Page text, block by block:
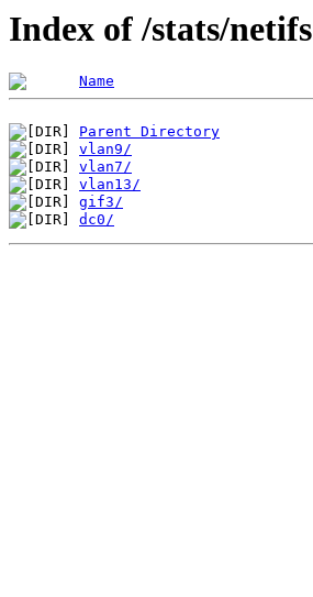
Index of /stats/netifs
Name
Parent Directory
vlan9/
vlan7/
vlan13/
gif3/
dc0/